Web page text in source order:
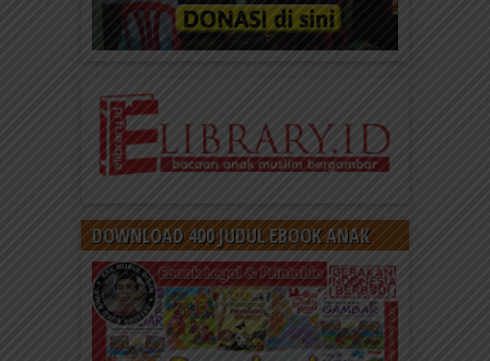
DOWNLOAD 400 JUDUL EBOOK ANAK